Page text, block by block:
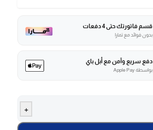
قسم فاتورتك حتى 4 دفعات
بدون فوائد مع تمارا
دفع سريع وآمن مع أبل باي
بواسطة Apple Pay
+